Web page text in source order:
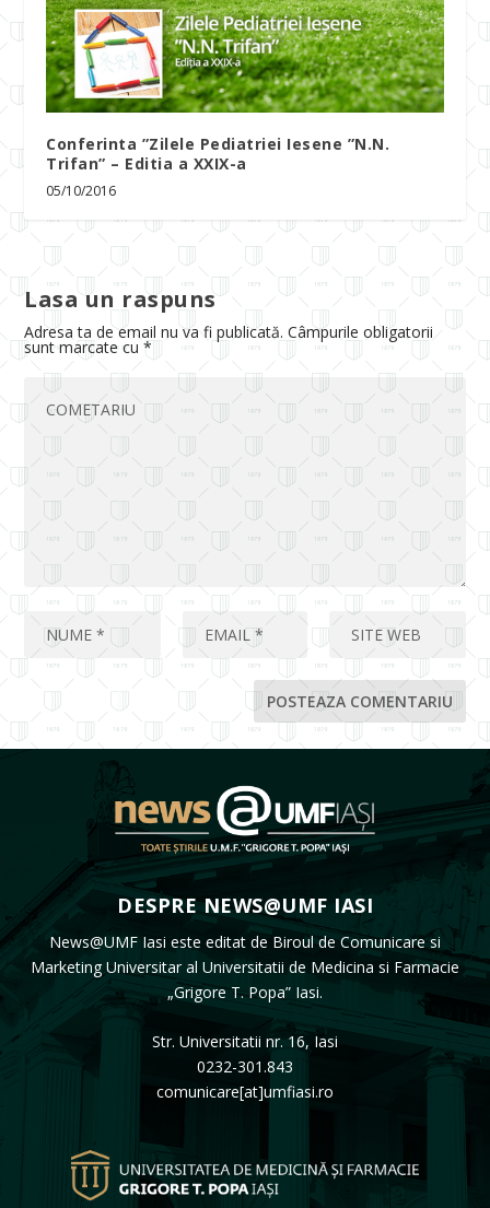
Conferinta ”Zilele Pediatriei Iesene ”N.N.
Trifan” – Editia a XXIX-a
05/10/2016
Lasa un raspuns
Adresa ta de email nu va fi publicată. Câmpurile obligatorii
sunt marcate cu*
DESPRE NEWS@UMF IASI
News@UMF Iasi este editat de Biroul de Comunicare si
Marketing Universitar al Universitatii de Medicina si Farmacie
„Grigore T. Popa” Iasi.
Str. Universitatii nr. 16, Iasi
0232-301.843
comunicare[at]umfiasi.ro